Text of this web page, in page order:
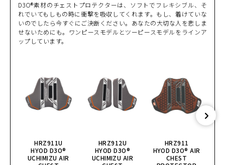
D3O®素材のチェストプロテクターは、ソフトでフレキシブル、そ
れでいてもしもの時に衝撃を吸収してくれます。もし、着けていな
いのでしたら今すぐにご決断ください。あなたの大切な人を悲しま
せないためにも。ワンピースモデルとツーピースモデルをラインア
ップしています。
HRZ911U
HYOD D3O®
UCHIMIZU AIR
HRZ912U
HYOD D3O®
UCHIMIZU AIR
HRZ911
HYOD D3O® AIR
CHEST